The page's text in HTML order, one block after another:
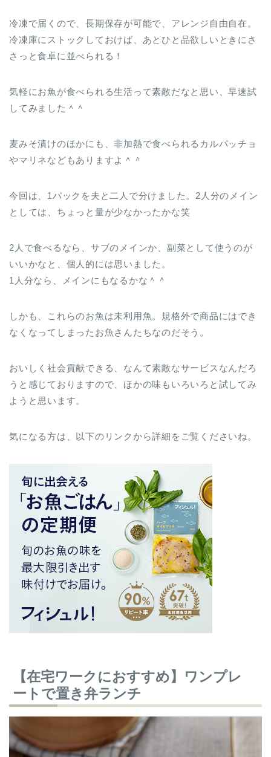
冷凍で届くので、長期保存が可能で、アレンジ自由自在。
冷凍庫にストックしておけば、あとひと品欲しいときにさ
さっと食卓に並べられる！
気軽にお魚が食べられる生活って素敵だなと思い、早速試
してみました＾＾
麦みそ漬けのほかにも、非加熱で食べられるカルパッチョ
やマリネなどもありますよ＾＾
今回は、1パックを夫と二人で分けました。2人分のメイン
としては、ちょっと量が少なかったかな笑
2人で食べるなら、サブのメインか、副菜として使うのが
いいかなと、個人的には思いました。
1人分なら、メインにもなるかな＾＾
しかも、これらのお魚は未利用魚。規格外で商品にはでき
なくなってしまったお魚さんたちなのだそう。
おいしく社会貢献できる、なんて素敵なサービスなんだろ
うと感じておりますので、ほかの味もいろいろと試してみ
ようと思います。
気になる方は、以下のリンクから詳細をご覧くださいね。
【在宅ワークにおすすめ】ワンプレ
ートで置き弁ランチ